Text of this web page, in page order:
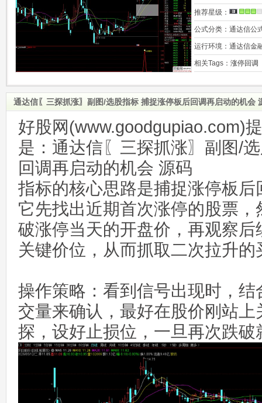
推荐星级：
公式分类： 通达信公
运行环境： 通达信金
相关Tags： 涨停回调
通达信〖三探抓涨〗副图/选股指标 捕捉涨停板后回调再启动的机会
好股网(www.goodgupiao.com)
是：通达信〖三探抓涨〗副图/
回调再启动的机会 源码
指标的核心思路是捕捉涨停板
它先找出近期首次涨停的股票
破涨停当天的开盘价，再观察
关键价位，从而抓取二次拉升的
操作策略‌：看到信号出现时，
交量来确认，最好在股价刚站
探，设好止损位，一旦再次跌破